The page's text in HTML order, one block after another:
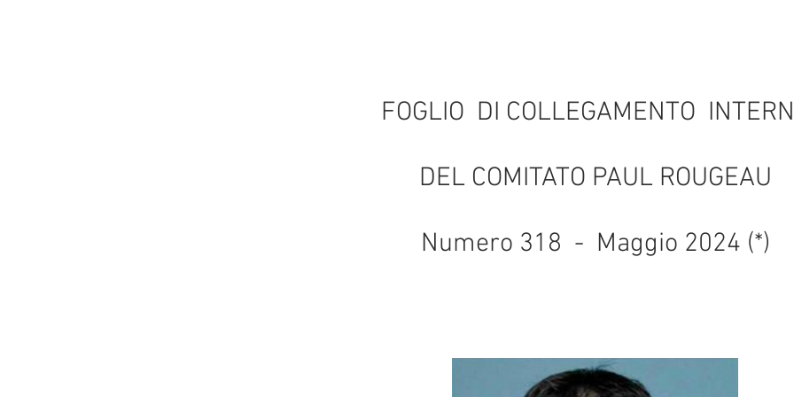
FOGLIO DI COLLEGAMENTO
DEL COMITATO PAUL ROUGEAU
Numero 318 - Maggio 2024 (*)